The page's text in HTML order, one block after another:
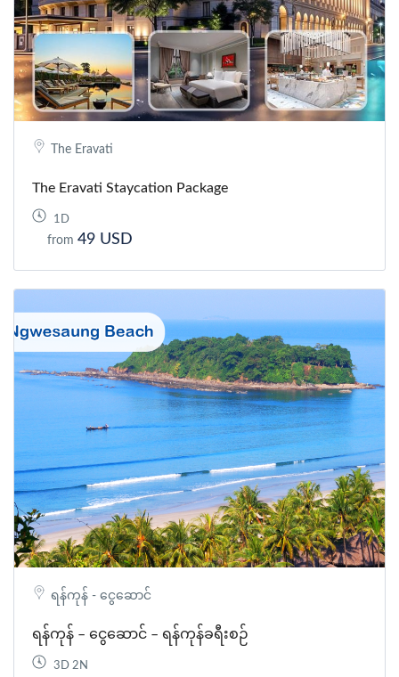
The Eravati
The Eravati Staycation Package
1D
from 49 USD
ရန်ကုန် - ငွေဆောင်
ရန်ကုန် – ငွေဆောင် – ရန်ကုန်ခရီးစဉ်
3D 2N